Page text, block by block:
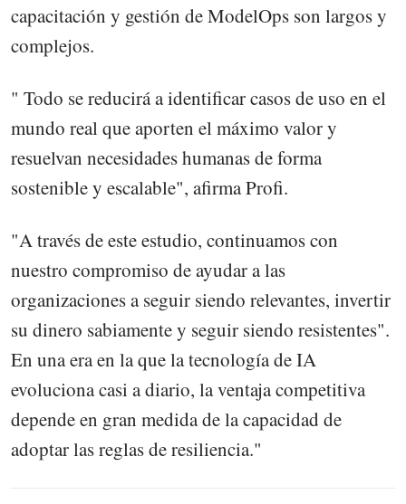
capacitación y gestión de ModelOps son largos y
complejos.
" Todo se reducirá a identificar casos de uso en el
mundo real que aporten el máximo valor y
resuelvan necesidades humanas de forma
sostenible y escalable", afirma Profi.
"A través de este estudio, continuamos con
nuestro compromiso de ayudar a las
organizaciones a seguir siendo relevantes, invertir
su dinero sabiamente y seguir siendo resistentes".
En una era en la que la tecnología de IA
evoluciona casi a diario, la ventaja competitiva
depende en gran medida de la capacidad de
adoptar las reglas de resiliencia."